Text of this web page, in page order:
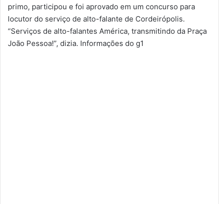
primo, participou e foi aprovado em um concurso para
locutor do serviço de alto-falante de Cordeirópolis.
“Serviços de alto-falantes América, transmitindo da Praça
João Pessoa!”, dizia. Informações do g1